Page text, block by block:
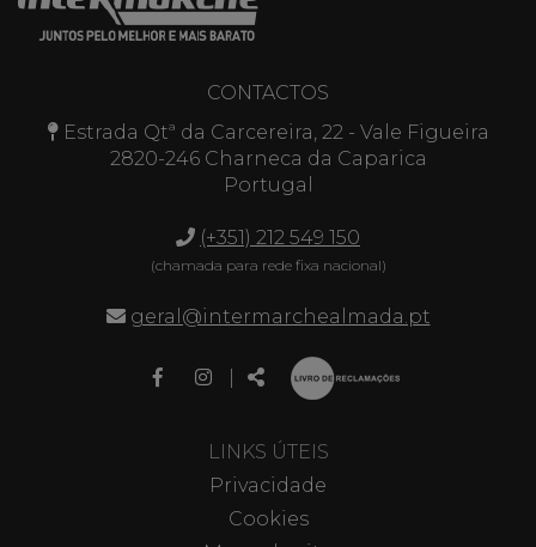
CONTACTOS
Estrada Qtª da Carcereira, 22 - Vale Figueira
2820-246 Charneca da Caparica
Portugal
(+351) 212 549 150
(chamada para rede fixa nacional)
geral@intermarchealmada.pt
Link
página
Facebook
Link
para
página
de
Instagram
Partilhar
LINKS ÚTEIS
Privacidade
Cookies